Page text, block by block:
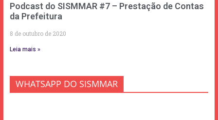
Podcast do SISMMAR #7 – Prestação de Contas
da Prefeitura
8 de outubro de 2020
Leia mais »
WHATSAPP DO SISMMAR